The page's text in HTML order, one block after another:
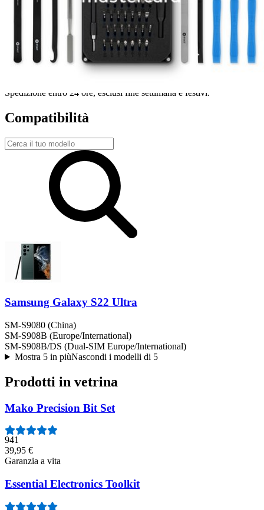
Spedizione entro 24 ore, esclusi fine settimana e festivi.
Compatibilità
Samsung Galaxy S22 Ultra
SM-S9080 (China)
SM-S908B (Europe/International)
SM-S908B/DS (Dual-SIM Europe/International)
Mostra 5 in piùNascondi i modelli di 5
Prodotti in vetrina
Mako Precision Bit Set
941
39,95 €
Garanzia a vita
Essential Electronics Toolkit